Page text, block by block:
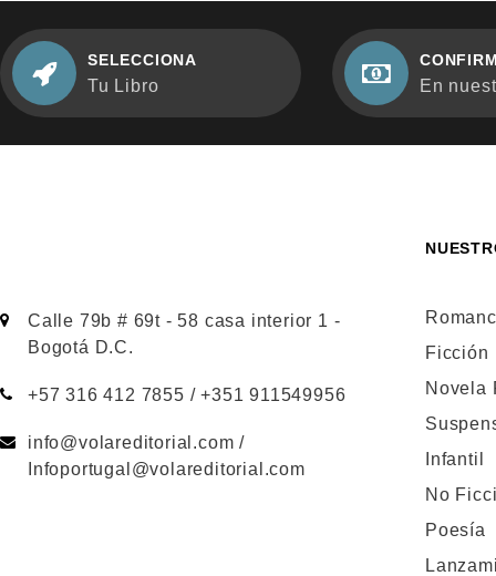
SELECCIONA
Tu Libro En
Calle 79b # 69t - 58 casa interior 1 -
Bogotá D.C.
+57 316 412 7855 / +351 911549956
info@volareditorial.com /
Infoportugal@volareditorial.com
Ficción
Novela
Infantil
No
Poesía